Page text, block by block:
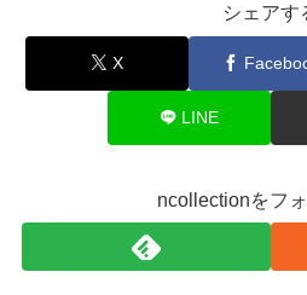
シェアす
X
LINE
ncollectionをフ